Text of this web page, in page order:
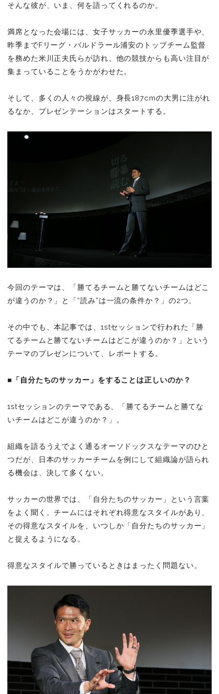
そんな彼が、いま、何を語ってくれるのか。
満席となった会場には、女子サッカーの永里優季選手や、
昨季までFリーグ・バルドラール浦安のトップチーム監督
を務めた米川正夫氏らが訪れ、他の競技からも高い注目が
集まっていることをうかがわせた。
そして、多くの人々の視線が、身長187cmの大男に注がれ
るなか、プレゼンテーションはスタートする。
今回のテーマは、「勝てるチームと勝てないチームはどこ
が違うのか？」と「“読み”は一流の条件か？」の2つ。
その中でも、本記事では、1stセッションで行われた「勝
てるチームと勝てないチームはどこが違うのか？」という
テーマのプレゼンについて、レポートする。
■「自分たちのサッカー」をすることは正しいのか？
1stセッションのテーマである、「勝てるチームと勝てな
いチームはどこが違うのか？」。
組織を語るうえでよく通るオーソドックスなテーマのひと
つだが、日本のサッカーチームを例にして組織論が語られ
る機会は、決して多くない。
サッカーの世界では、「自分たちのサッカー」という言葉
をよく聞く。チームにはそれぞれ得意なスタイルがあり、
その得意なスタイルを、いつしか「自分たちのサッカー」
と捉えるようになる。
得意なスタイルで勝っているときはまったく問題ない。